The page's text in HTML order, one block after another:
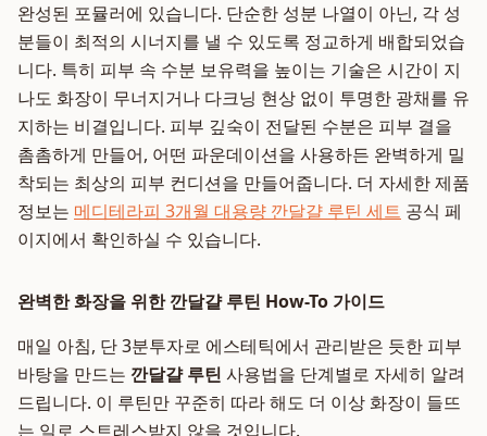
완성된 포뮬러에 있습니다. 단순한 성분 나열이 아닌, 각 성
분들이 최적의 시너지를 낼 수 있도록 정교하게 배합되었습
니다. 특히 피부 속 수분 보유력을 높이는 기술은 시간이 지
나도 화장이 무너지거나 다크닝 현상 없이 투명한 광채를 유
지하는 비결입니다. 피부 깊숙이 전달된 수분은 피부 결을
촘촘하게 만들어, 어떤 파운데이션을 사용하든 완벽하게 밀
착되는 최상의 피부 컨디션을 만들어줍니다. 더 자세한 제품
정보는 메디테라피 3개월 대용량 깐달걀 루틴 세트 공식 페
이지에서 확인하실 수 있습니다.
완벽한 화장을 위한 깐달걀 루틴 How-To 가이드
매일 아침, 단 3분투자로 에스테틱에서 관리받은 듯한 피부
바탕을 만드는 깐달걀 루틴 사용법을 단계별로 자세히 알려
드립니다. 이 루틴만 꾸준히 따라 해도 더 이상 화장이 들뜨
는 일로 스트레스받지 않을 것입니다.